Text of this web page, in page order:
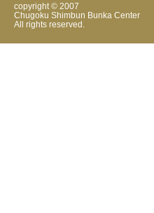
copyright © 2007
Chugoku Shimbun Bunka Center
All rights reserved.